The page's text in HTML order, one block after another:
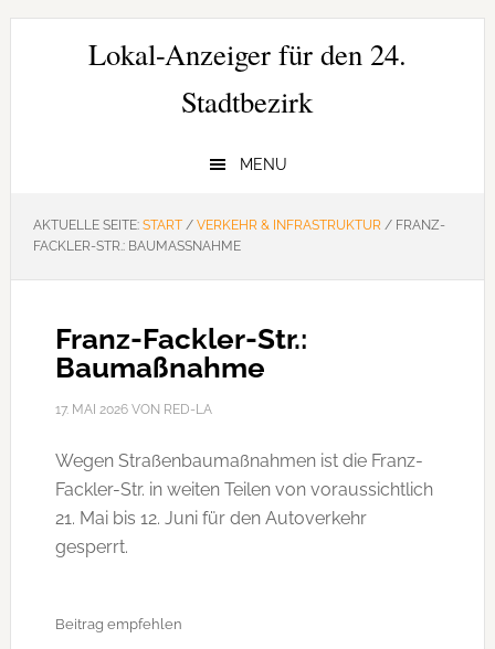
Zur
Hauptnavigation
Zum
Zur
SeitenspalteLokal-Anzeiger für den 24.
Stadtbezirk
MENU
AKTUELLE SEITE: START / VERKEHR & INFRASTRUKTUR /FRANZ-
FACKLER-STR.: BAUMASSNAHME
Franz-Fackler-Str.:
Baumaßnahme
17. MAI 2026VON RED-LA
Wegen Straßenbaumaßnahmen ist die Franz-
Fackler-Str. in weiten Teilen von voraussichtlich
21. Mai bis 12. Juni für den Autoverkehr
gesperrt.
Beitrag empfehlen